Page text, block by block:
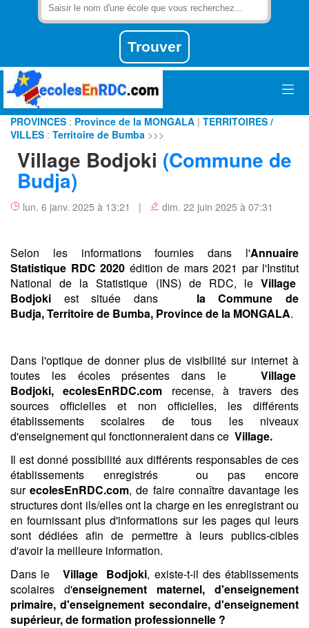
PROVINCES : Province de la MONGALA | TERRITOIRES /
VILLES : Territoire de Bumba >>>
Village Bodjoki (Commune de
Budja)
lun. 6 janv. 2025 à 13:21 | dim. 22 juin 2025 à 07:31
Selon les informations fournies dans l'Annuaire
Statistique RDC 2020 édition de mars 2021 par l'Institut
National de la Statistique (INS) de RDC, le Village
Bodjoki est située dans
la Commune de
Budja,Territoire de Bumba, Province de la MONGALA.
Dans l'optique de donner plus de visibilité sur internet à
toutes les écoles présentes dans le Village
Bodjoki, ecolesEnRDC.com recense, à travers des
sources officielles et non officielles, les différents
établissements scolaires de tous les niveaux
d'enseignement qui fonctionneraient dans ce Village.
Il est donné possibilité aux différents responsables de ces
établissements enregistrés ou pas encore
surecolesEnRDC.com, de faire connaître davantage les
structures dont ils/elles ont la charge en les enregistrant ou
en fournissant plus d'informations sur les pages qui leurs
sont dédiées afin de permettre à leurs publics-cibles
d'avoir la meilleure information.
Dans le Village Bodjoki, existe-t-il des établissements
scolaires d'enseignement maternel, d'enseignement
primaire, d'enseignement secondaire, d'enseignement
supérieur, de formation professionnelle ?